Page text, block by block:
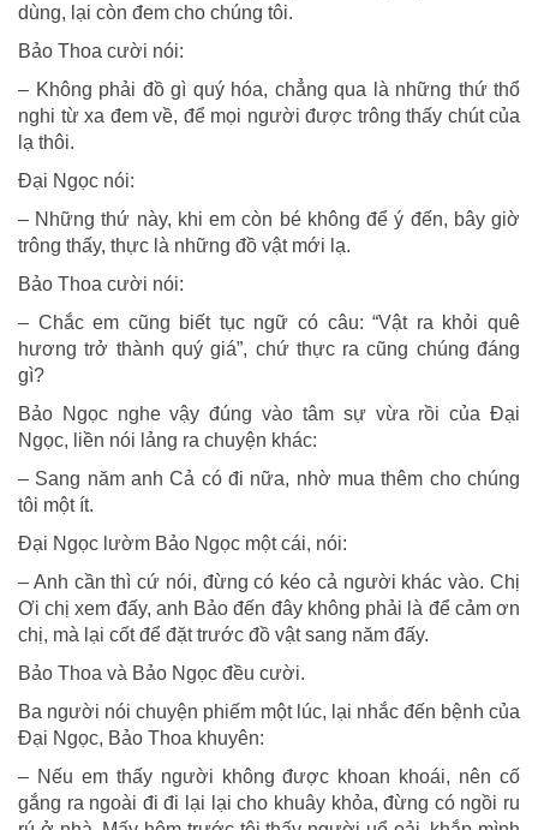
dùng, lại còn đem cho chúng tôi.
Bảo Thoa cười nói:
– Không phải đồ gì quý hóa, chẳng qua là những thứ thổ
nghi từ xa đem về, để mọi người được trông thấy chút của
lạ thôi.
Đại Ngọc nói:
– Những thứ này, khi em còn bé không để ý đến, bây giờ
trông thấy, thực là những đồ vật mới lạ.
Bảo Thoa cười nói:
– Chắc em cũng biết tục ngữ có câu: “Vật ra khỏi quê
hương trở thành quý giá”, chứ thực ra cũng chúng đáng
gì?
Bảo Ngọc nghe vậy đúng vào tâm sự vừa rồi của Đại
Ngọc, liền nói lảng ra chuyện khác:
– Sang năm anh Cả có đi nữa, nhờ mua thêm cho chúng
tôi một ít.
Đại Ngọc lườm Bảo Ngọc một cái, nói:
– Anh cần thì cứ nói, đừng có kéo cả người khác vào. Chị
Ơi chị xem đấy, anh Bảo đến đây không phải là để cảm ơn
chị, mà lại cốt để đặt trước đồ vật sang năm đấy.
Bảo Thoa và Bảo Ngọc đều cười.
Ba người nói chuyện phiếm một lúc, lại nhắc đến bệnh của
Đại Ngọc, Bảo Thoa khuyên:
– Nếu em thấy người không được khoan khoái, nên cố
gắng ra ngoài đi đi lại lại cho khuây khỏa, đừng có ngồi ru